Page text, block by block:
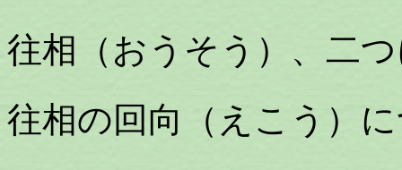
往相（おうそう）、二
往相の回向（えこう）